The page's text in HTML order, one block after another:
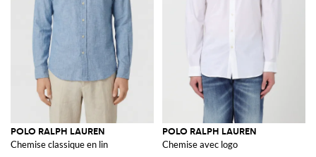
POLO RALPH LAUREN
Chemise classique en lin
POLO RALPH LAUREN
Chemise avec logo